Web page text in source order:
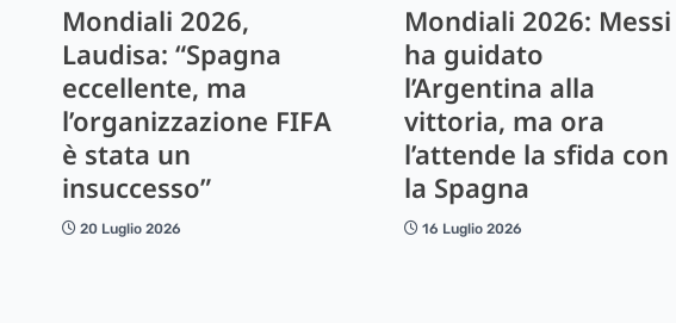
Mondiali 2026,
Laudisa: “Spagna
eccellente, ma
l’organizzazione FIFA
è stata un
insuccesso”
20 Luglio 2026
Mondiali 2026: Messi
ha guidato
l’Argentina alla
vittoria, ma ora
l’attende la sfida con
la Spagna
16 Luglio 2026